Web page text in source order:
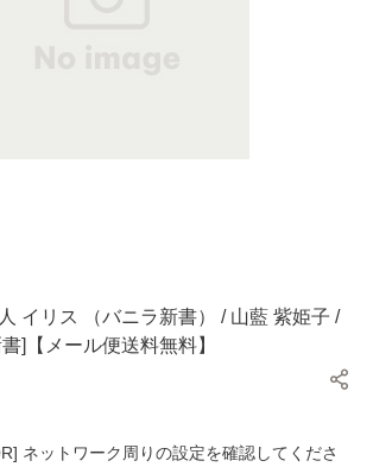
イリス （バニラ新書） / 山藍 紫姫子 /
]【メール便送料無料】
ネットワーク周りの設定を確認してくださ